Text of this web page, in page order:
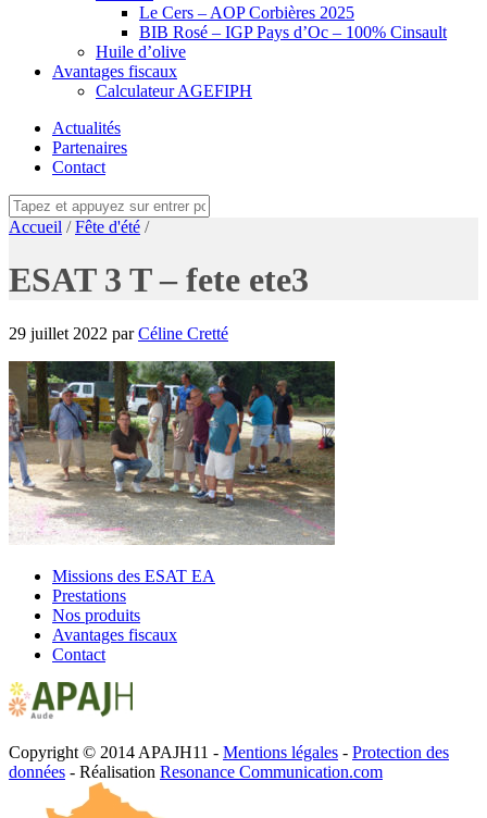
Le Cers – AOP Corbières 2025
BIB Rosé – IGP Pays d’Oc – 100% Cinsault
Huile d’olive
Avantages fiscaux
Calculateur AGEFIPH
Actualités
Partenaires
Contact
Accueil /Fête d'été /
ESAT 3 T – fete ete3
29 juillet 2022 parCéline Cretté
Missions des ESAT EA
Prestations
Nos produits
Avantages fiscaux
Contact
Copyright © 2014 APAJH11 - Mentions légales - Protection des
données - Réalisation Resonance Communication.com